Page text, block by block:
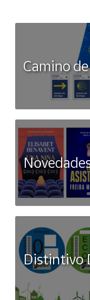
Camino
Distintivo